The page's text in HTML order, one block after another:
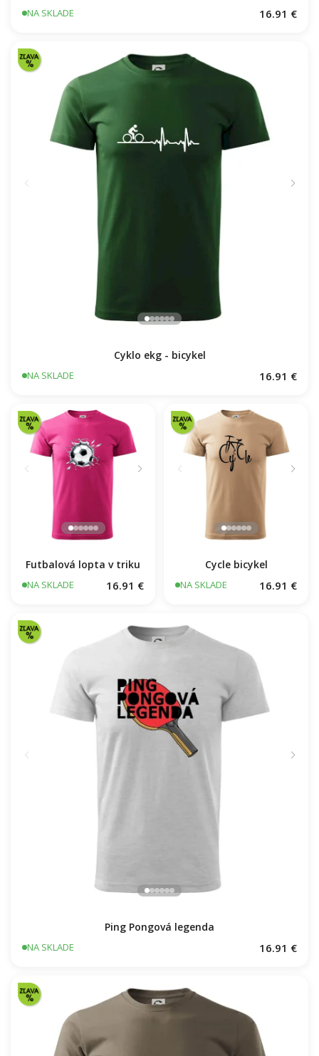
NA SKLADE 16.91 €
Cyklo ekg - bicykel
NA SKLADE 16.91 €
Futbalová lopta v triku
Cycle bicykel
Ping Pongová legenda
NA SKLADE